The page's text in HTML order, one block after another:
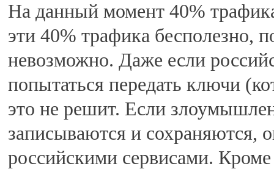
На данный момент 40%
эти 40% трафика бесполезно,
невозможно. Даже если
попытаться передать ключи
это не решит. Если
записываются и сохраняются,
российскими сервисами.